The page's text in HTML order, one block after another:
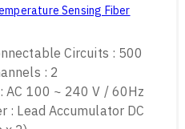
Sensing Fiber
Circuits : 500
: 2
AC 100 ~ 240 V / 60Hz
: Lead Accumulator DC